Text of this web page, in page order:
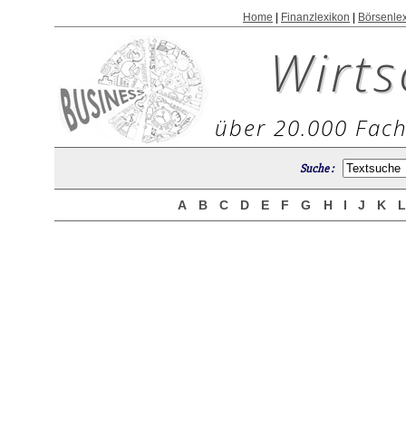
Home Finanzlexikon
über 20.000
Suche :
A B C D E F G H I J K